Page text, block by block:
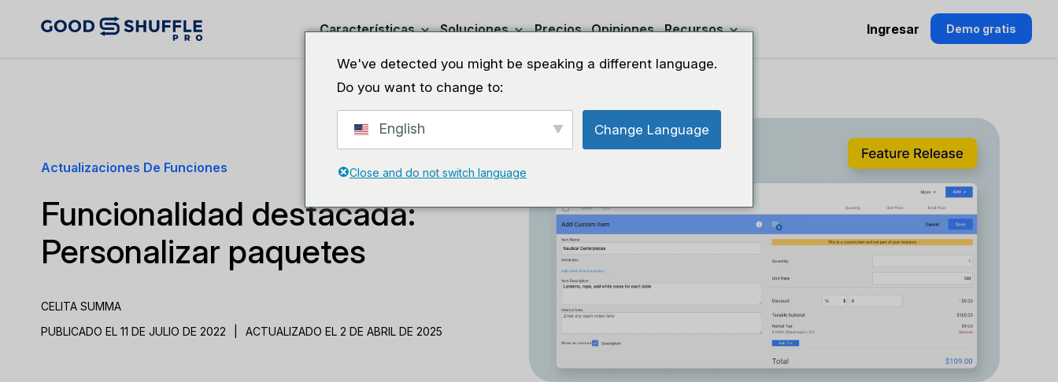
Características Soluciones Precios Opiniones Recursos Ingresar Demo gratis
Actualizaciones De Funciones
Funcionalidad destacada:
Personalizar paquetes
CELITA SUMMA
PUBLICADO EL 11 DE JULIO DE 2022
ACTUALIZADO EL 2 DE ABRIL DE 2025
We've detected you might be speaking a different language.
Do you want to change to:
English Change Language
Close and do not switch language